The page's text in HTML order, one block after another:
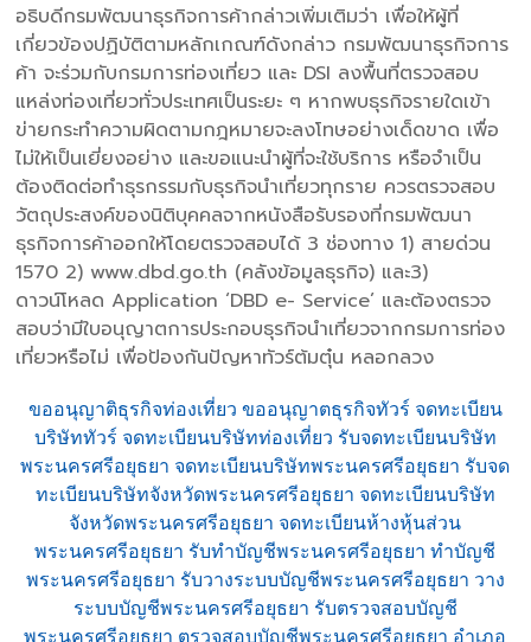
อธิบดีกรมพัฒนาธุรกิจการค้ากล่าวเพิ่มเติมว่า เพื่อให้ผู้ที่
เกี่ยวข้องปฏิบัติตามหลักเกณฑ์ดังกล่าว กรมพัฒนาธุรกิจการ
ค้า จะร่วมกับกรมการท่องเที่ยว และ DSI ลงพื้นที่ตรวจสอบ
แหล่งท่องเที่ยวทั่วประเทศเป็นระยะ ๆ หากพบธุรกิจรายใดเข้า
ข่ายกระทำความผิดตามกฎหมายจะลงโทษอย่างเด็ดขาด เพื่อ
ไม่ให้เป็นเยี่ยงอย่าง และขอแนะนำผู้ที่จะใช้บริการ หรือจำเป็น
ต้องติดต่อทำธุรกรรมกับธุรกิจนำเที่ยวทุกราย ควรตรวจสอบ
วัตถุประสงค์ของนิติบุคคลจากหนังสือรับรองที่กรมพัฒนา
ธุรกิจการค้าออกให้โดยตรวจสอบได้ 3 ช่องทาง 1) สายด่วน
1570 2) www.dbd.go.th (คลังข้อมูลธุรกิจ) และ3)
ดาวน์โหลด Application ‘DBD e- Service’ และต้องตรวจ
สอบว่ามีใบอนุญาตการประกอบธุรกิจนำเที่ยวจากกรมการท่อง
เที่ยวหรือไม่ เพื่อป้องกันปัญหาทัวร์ต้มตุ๋น หลอกลวง
ขออนุญาติธุรกิจท่องเที่ยว ขออนุญาตธุรกิจทัวร์ จดทะเบียน
บริษัททัวร์ จดทะเบียนบริษัทท่องเที่ยว รับจดทะเบียนบริษัท
พระนครศรีอยุธยา จดทะเบียนบริษัทพระนครศรีอยุธยา รับจด
ทะเบียนบริษัทจังหวัดพระนครศรีอยุธยา จดทะเบียนบริษัท
จังหวัดพระนครศรีอยุธยา จดทะเบียนห้างหุ้นส่วน
พระนครศรีอยุธยา รับทำบัญชีพระนครศรีอยุธยา ทำบัญชี
พระนครศรีอยุธยา รับวางระบบบัญชีพระนครศรีอยุธยา วาง
ระบบบัญชีพระนครศรีอยุธยา รับตรวจสอบบัญชี
พระนครศรีอยุธยา ตรวจสอบบัญชีพระนครศรีอยุธยา อำเภอ